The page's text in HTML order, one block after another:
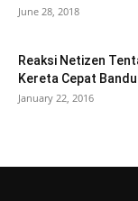
June 28, 2018
Reaksi Netizen
Kereta Cepat
January 22, 2016